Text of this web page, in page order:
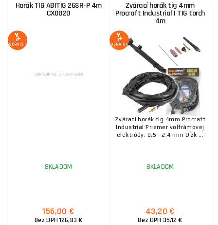
Horák TIG ABITIG 26SR-P 4m
CX0020
SERVIS+
SKLADOM
156,00 €
Bez DPH 126,83 €
Zvárací horák tig 4mm
Procraft Industrial | TIG torch
4m
SERVIS+
Zvárací horák tig 4mm Procraft
Industrial Priemer volfrámovej
elektródy: 0,5 - 2,4 mm Dĺžk ...
SKLADOM
43,20 €
Bez DPH 35,12 €